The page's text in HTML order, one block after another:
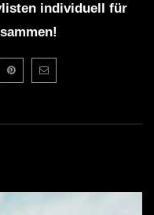
individuell für